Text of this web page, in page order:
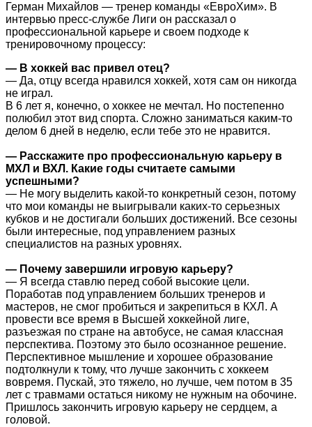
Герман Михайлов — тренер команды «ЕвроХим». В
интервью пресс-службе Лиги он рассказал о
профессиональной карьере и своем подходе к
тренировочному процессу:
— В хоккей вас привел отец?
— Да, отцу всегда нравился хоккей, хотя сам он никогда
не играл.
В 6 лет я, конечно, о хоккее не мечтал. Но постепенно
полюбил этот вид спорта. Сложно заниматься каким-то
делом 6 дней в неделю, если тебе это не нравится.
— Расскажите про профессиональную карьеру в
МХЛ и ВХЛ. Какие годы считаете самыми
успешными?
— Не могу выделить какой-то конкретный сезон, потому
что мои команды не выигрывали каких-то серьезных
кубков и не достигали больших достижений. Все сезоны
были интересные, под управлением разных
специалистов на разных уровнях.
— Почему завершили игровую карьеру?
— Я всегда ставлю перед собой высокие цели.
Поработав под управлением больших тренеров и
мастеров, не смог пробиться и закрепиться в КХЛ. А
провести все время в Высшей хоккейной лиге,
разъезжая по стране на автобусе, не самая классная
перспектива. Поэтому это было осознанное решение.
Перспективное мышление и хорошее образование
подтолкнули к тому, что лучше закончить с хоккеем
вовремя. Пускай, это тяжело, но лучше, чем потом в 35
лет с травмами остаться никому не нужным на обочине.
Пришлось закончить игровую карьеру не сердцем, а
головой.